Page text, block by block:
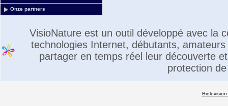
Onze partners
VisioNature est un outil développé avec la
technologies Internet, débutants,
partager en temps réel leur découverte
protection
Biolovision